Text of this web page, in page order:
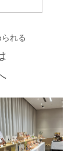
れる